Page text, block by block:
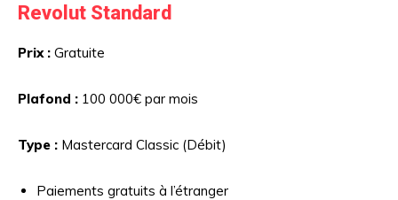
Revolut Standard
Prix : Gratuite
Plafond : 100 000€ par mois
Type : Mastercard Classic (Débit)
Paiements gratuits à l’étranger